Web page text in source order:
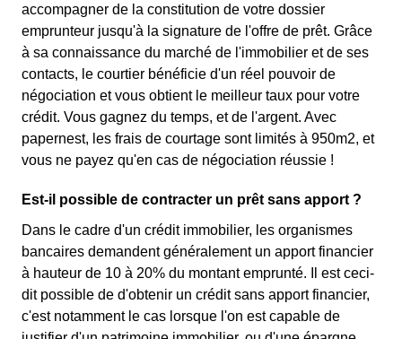
accompagner de la constitution de votre dossier
emprunteur jusqu'à la signature de l'offre de prêt. Grâce
à sa connaissance du marché de l'immobilier et de ses
contacts, le courtier bénéficie d'un réel pouvoir de
négociation et vous obtient le meilleur taux pour votre
crédit. Vous gagnez du temps, et de l'argent. Avec
papernest, les frais de courtage sont limités à 950m2, et
vous ne payez qu'en cas de négociation réussie !
Est-il possible de contracter un prêt sans apport ?
Dans le cadre d'un crédit immobilier, les organismes
bancaires demandent généralement un apport financier
à hauteur de 10 à 20% du montant emprunté. Il est ceci-
dit possible de d'obtenir un crédit sans apport financier,
c'est notamment le cas lorsque l'on est capable de